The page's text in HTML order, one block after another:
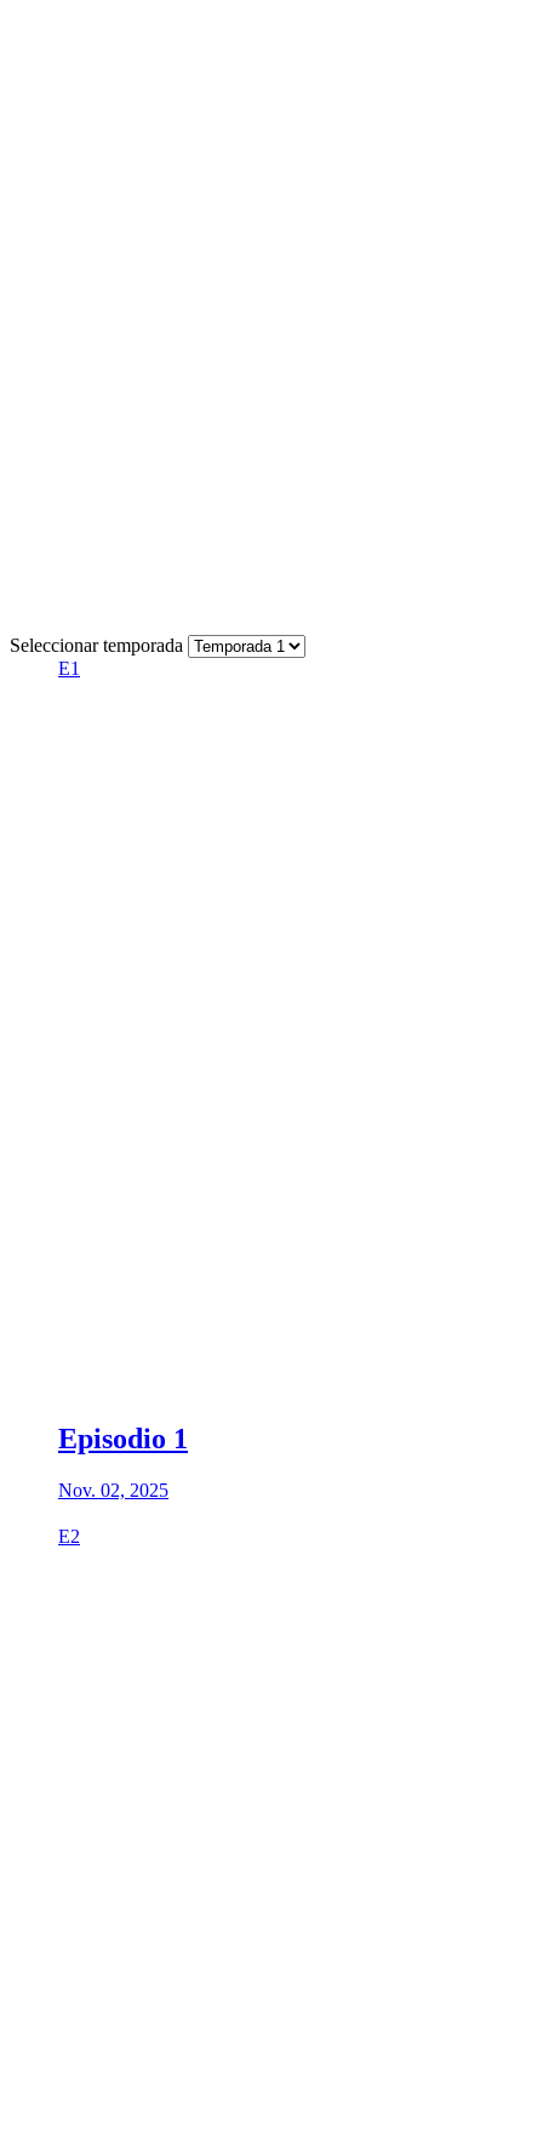
Seleccionar temporada
E1
Episodio 1
Nov. 02, 2025
E2